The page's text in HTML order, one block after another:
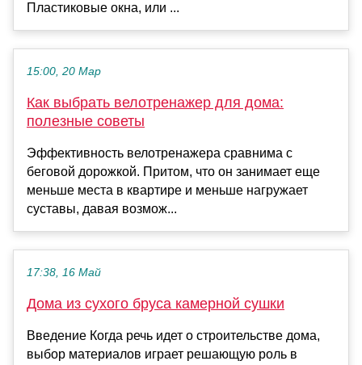
Пластиковые окна, или ...
15:00, 20 Мар
Как выбрать велотренажер для дома:
полезные советы
Эффективность велотренажера сравнима с
беговой дорожкой. Притом, что он занимает еще
меньше места в квартире и меньше нагружает
суставы, давая возмож...
17:38, 16 Май
Дома из сухого бруса камерной сушки
Введение Когда речь идет о строительстве дома,
выбор материалов играет решающую роль в